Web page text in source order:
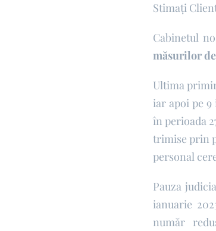
Stimați
Cabinetul
măsurilor
Ultima
iar apoi pe
în perioada
trimise prin
personal
Pauza
ianuarie
număr